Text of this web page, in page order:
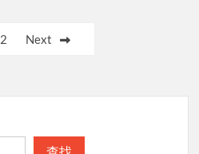
2 Next
查找